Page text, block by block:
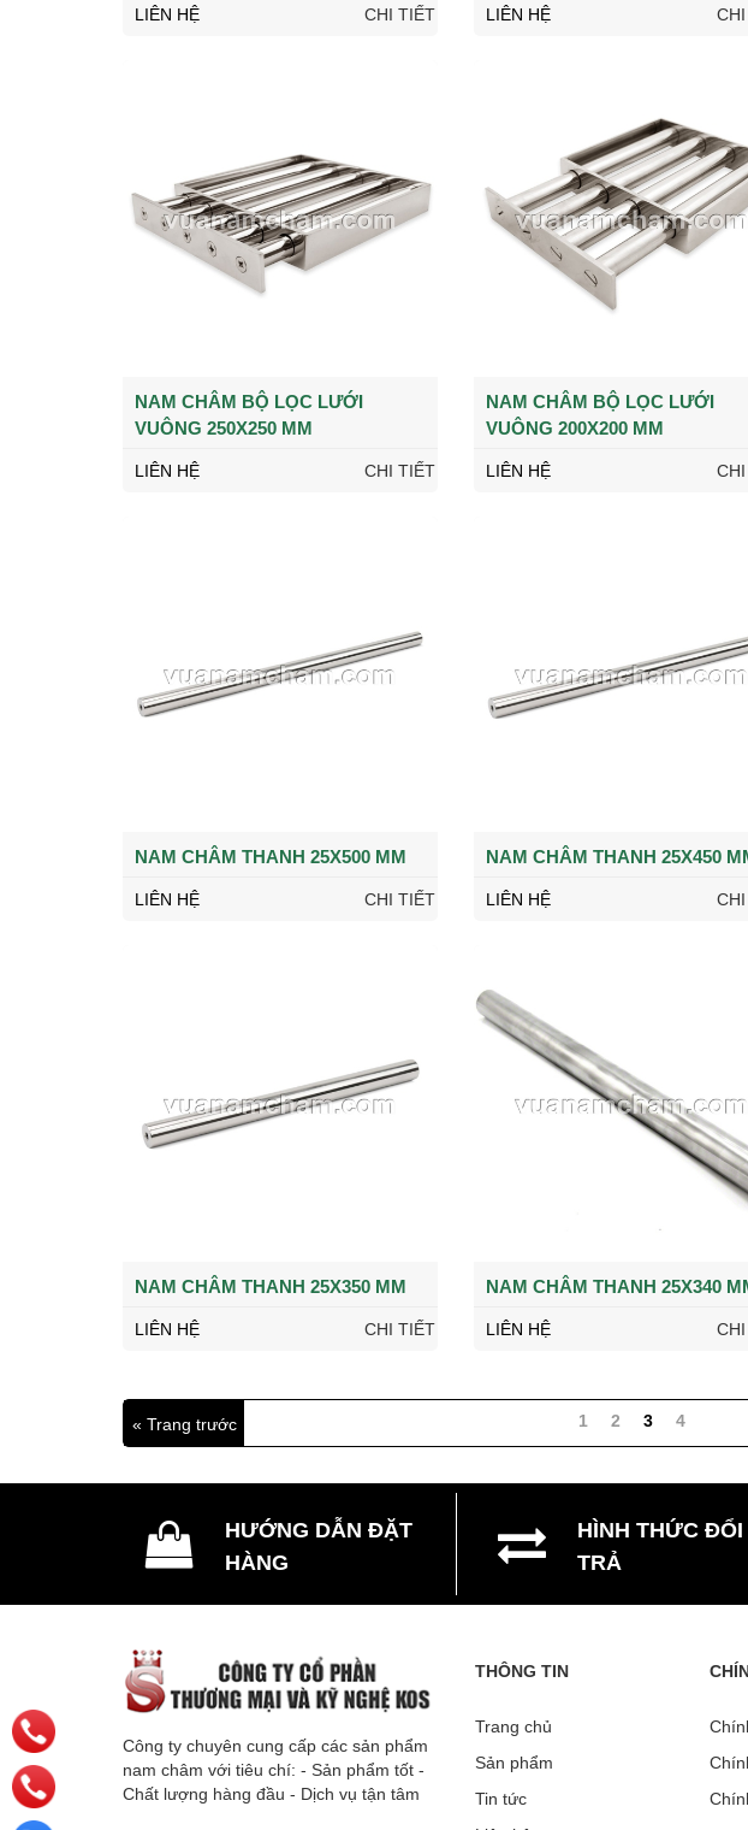
LIÊN HỆ CHI TIẾT LIÊN HỆ
NAM CHÂM BỘ LỌC LƯỚI
VUÔNG 250X250 MM
LIÊN HỆ CHI TIẾT
NAM CHÂM BỘ LỌC LƯỚI
VUÔNG 200X200 MM
LIÊN HỆ
NAM CHÂM THANH 25X500 MM
LIÊN HỆ CHI TIẾT
NAM CHÂM THANH 25X450
LIÊN HỆ
NAM CHÂM THANH 25X350 MM
LIÊN HỆ CHI TIẾT
NAM CHÂM THANH 25X340
LIÊN HỆ
« Trang trước 1 2 3 4
HƯỚNG DẪN ĐẶT
HÀNG
HÌNH THỨC ĐỔI
TRẢ
Công ty chuyên cung cấp các sản phẩm
nam châm với tiêu chí: - Sản phẩm tốt -
Chất lượng hàng đầu - Dịch vụ tận tâm
THÔNG TIN
Trang chủ
Sản phẩm
Tin tức